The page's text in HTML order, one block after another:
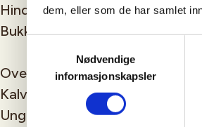
dem, eller som de har samlet
Nødvendige
informasjonskapsler
Hind kr 3500
Bukk kr 5000
Over 25 år:
Kalv kr 2000
Ungdyr kr 3500